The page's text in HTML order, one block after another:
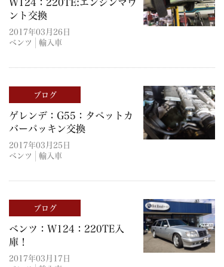
W124：220TE:エンジンマウ
ント交換
2017年03月26日
ベンツ
輸入車
ブログ
ゲレンデ：G55：タペットカ
バーパッキン交換
2017年03月25日
ベンツ
輸入車
ブログ
ベンツ：W124：220TE入
庫！
2017年03月17日